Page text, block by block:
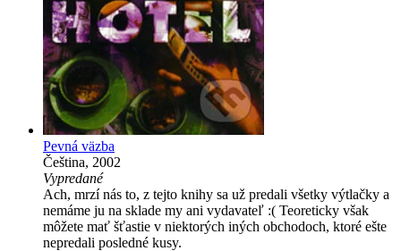
Pevná väzba
Čeština, 2002
Vypredané
Ach, mrzí nás to, z tejto knihy sa už predali všetky výtlačky a
nemáme ju na sklade my ani vydavateľ :( Teoreticky však
môžete mať šťastie v niektorých iných obchodoch, ktoré ešte
nepredali posledné kusy.